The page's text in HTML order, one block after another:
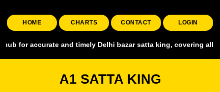
HOME CHARTS CONTACT LOGIN
and timely Delhi bazar satta king, covering all major
A1 SATTA KING